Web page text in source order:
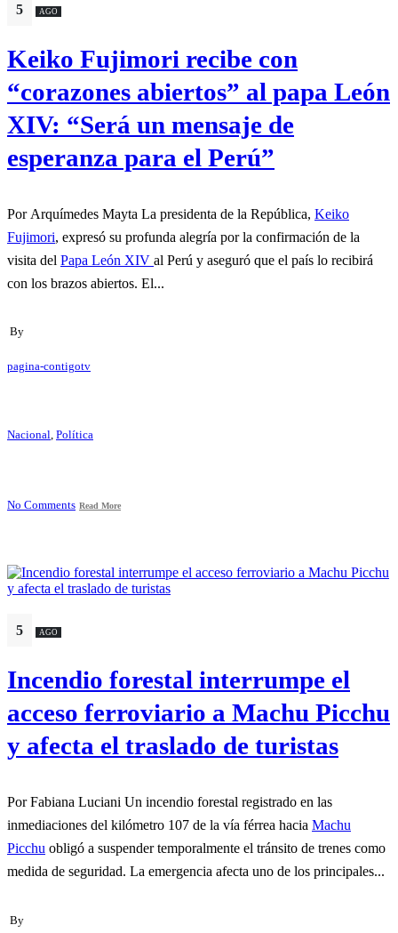
5 AGO
Keiko Fujimori recibe con
“corazones abiertos” al papa León
XIV: “Será un mensaje de
esperanza para el Perú”
Por Arquímedes Mayta La presidenta de la República, Keiko
Fujimori, expresó su profunda alegría por la confirmación de la
visita del Papa León XIV al Perú y aseguró que el país lo recibirá
con los brazos abiertos. El...
By
pagina-contigotv
Nacional, Política
No Comments Read More
5 AGO
Incendio forestal interrumpe el
acceso ferroviario a Machu Picchu
y afecta el traslado de turistas
Por Fabiana Luciani Un incendio forestal registrado en las
inmediaciones del kilómetro 107 de la vía férrea hacia Machu
Picchu obligó a suspender temporalmente el tránsito de trenes como
medida de seguridad. La emergencia afecta uno de los principales...
By